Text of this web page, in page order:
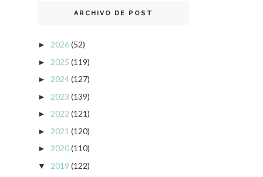
ARCHIVO DE POST
► 2026(52)
► 2025 (119)
► 2024(127)
► 2023 (139)
► 2022 (121)
► 2021 (120)
► 2020(110)
▼ 2019 (122)